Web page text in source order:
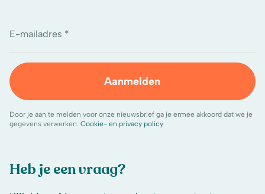
Heb je een vraag?
E-mailadres *
Aanmelden
Door je aan te melden voor onze nieuwsbrief ga je ermee akkoord dat we je
gegevens verwerken. Cookie- en privacy policy